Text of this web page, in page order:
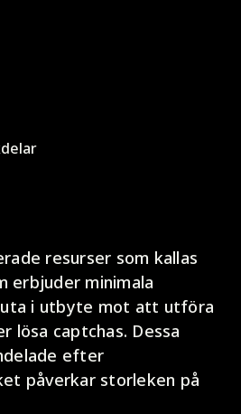
resurser som kallas
erbjuder minimala
i utbyte mot att utföra
lösa captchas. Dessa
efter
påverkar storleken på